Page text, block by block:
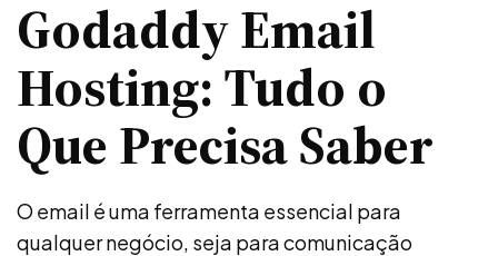
Godaddy Email
Hosting: Tudo o
Que Precisa Saber
O email é uma ferramenta essencial para
qualquer negócio, seja para comunicação